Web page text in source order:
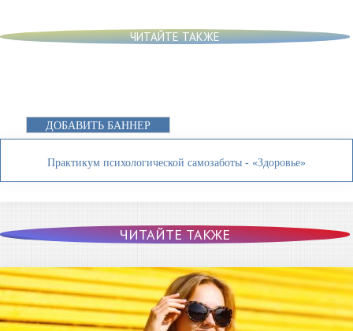
ЧИТАЙТЕ ТАКЖЕ
ДОБАВИТЬ БАННЕР
Практикум психологической самозаботы - «Здоровье»
ЧИТАЙТЕ ТАКЖЕ